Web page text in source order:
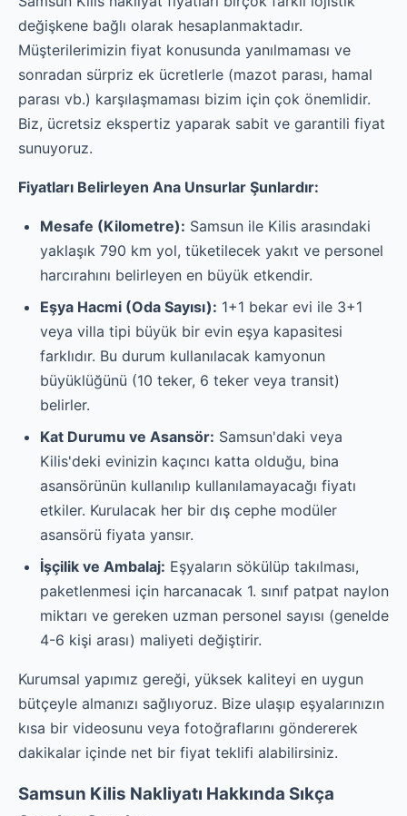
değişkene bağlı olarak hesaplanmaktadır.
Müşterilerimizin fiyat konusunda yanılmaması ve
sonradan sürpriz ek ücretlerle (mazot parası, hamal
parası vb.) karşılaşmaması bizim için çok önemlidir.
Biz, ücretsiz ekspertiz yaparak sabit ve garantili fiyat
sunuyoruz.
Fiyatları Belirleyen Ana Unsurlar Şunlardır:
Mesafe (Kilometre): Samsun ile Kilis arasındaki
yaklaşık 790 km yol, tüketilecek yakıt ve personel
harcırahını belirleyen en büyük etkendir.
Eşya Hacmi (Oda Sayısı): 1+1 bekar evi ile 3+1
veya villa tipi büyük bir evin eşya kapasitesi
farklıdır. Bu durum kullanılacak kamyonun
büyüklüğünü (10 teker, 6 teker veya transit)
belirler.
Kat Durumu ve Asansör: Samsun'daki veya
Kilis'deki evinizin kaçıncı katta olduğu, bina
asansörünün kullanılıp kullanılamayacağı fiyatı
etkiler. Kurulacak her bir dış cephe modüler
asansörü fiyata yansır.
İşçilik ve Ambalaj: Eşyaların sökülüp takılması,
paketlenmesi için harcanacak 1. sınıf patpat naylon
miktarı ve gereken uzman personel sayısı (genelde
4-6 kişi arası) maliyeti değiştirir.
Kurumsal yapımız gereği, yüksek kaliteyi en uygun
bütçeyle almanızı sağlıyoruz. Bize ulaşıp eşyalarınızın
kısa bir videosunu veya fotoğraflarını göndererek
dakikalar içinde net bir fiyat teklifi alabilirsiniz.
Samsun Kilis Nakliyatı Hakkında Sıkça